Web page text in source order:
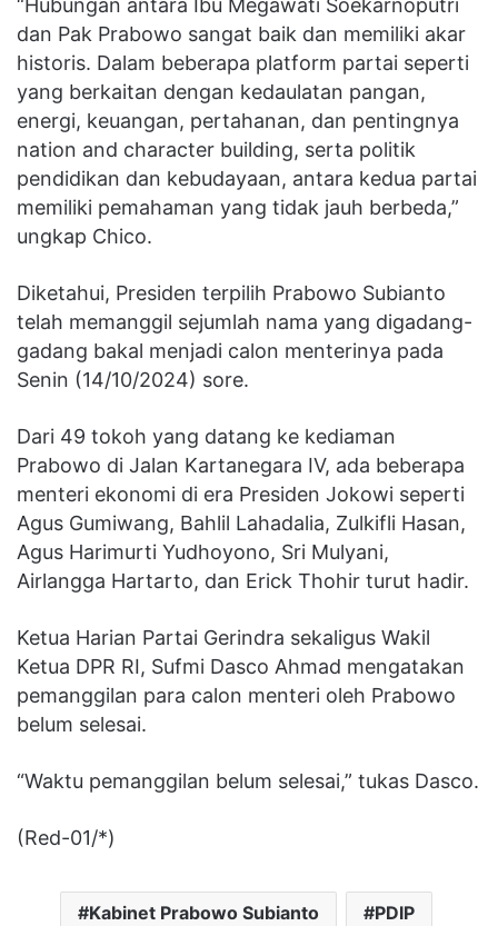
“Hubungan antara Ibu Megawati Soekarnoputri
dan Pak Prabowo sangat baik dan memiliki akar
historis. Dalam beberapa platform partai seperti
yang berkaitan dengan kedaulatan pangan,
energi, keuangan, pertahanan, dan pentingnya
nation and character building, serta politik
pendidikan dan kebudayaan, antara kedua partai
memiliki pemahaman yang tidak jauh berbeda,”
ungkap Chico.
Diketahui, Presiden terpilih Prabowo Subianto
telah memanggil sejumlah nama yang digadang-
gadang bakal menjadi calon menterinya pada
Senin (14/10/2024) sore.
Dari 49 tokoh yang datang ke kediaman
Prabowo di Jalan Kartanegara IV, ada beberapa
menteri ekonomi di era Presiden Jokowi seperti
Agus Gumiwang, Bahlil Lahadalia, Zulkifli Hasan,
Agus Harimurti Yudhoyono, Sri Mulyani,
Airlangga Hartarto, dan Erick Thohir turut hadir.
Ketua Harian Partai Gerindra sekaligus Wakil
Ketua DPR RI, Sufmi Dasco Ahmad mengatakan
pemanggilan para calon menteri oleh Prabowo
belum selesai.
“Waktu pemanggilan belum selesai,” tukas Dasco.
(Red-01/*)
Kabinet Prabowo Subianto PDIP